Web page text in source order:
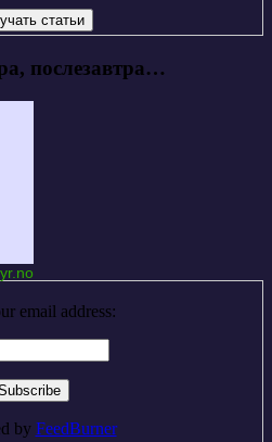
послезавтра…
yr.no
email address:
by FeedBurner